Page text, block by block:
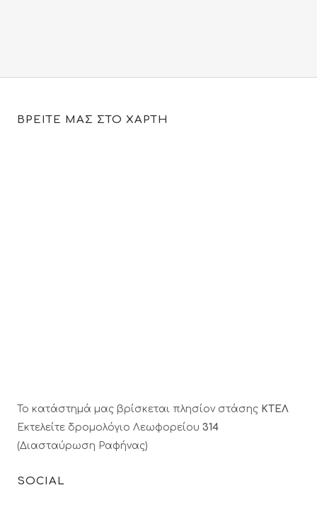
ΒΡΕΙΤΕ ΜΑΣ ΣΤΟ ΧΑΡΤΗ
Το κατάστημά μας βρίσκεται πλησίον στάσης ΚΤΕΛ
Εκτελείτε δρομολόγιο Λεωφορείου 314
(Διασταύρωση Ραφήνας)
SOCIAL